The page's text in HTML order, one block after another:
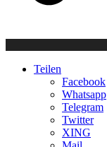
Teilen
Facebook
Whatsapp
Telegram
Twitter
XING